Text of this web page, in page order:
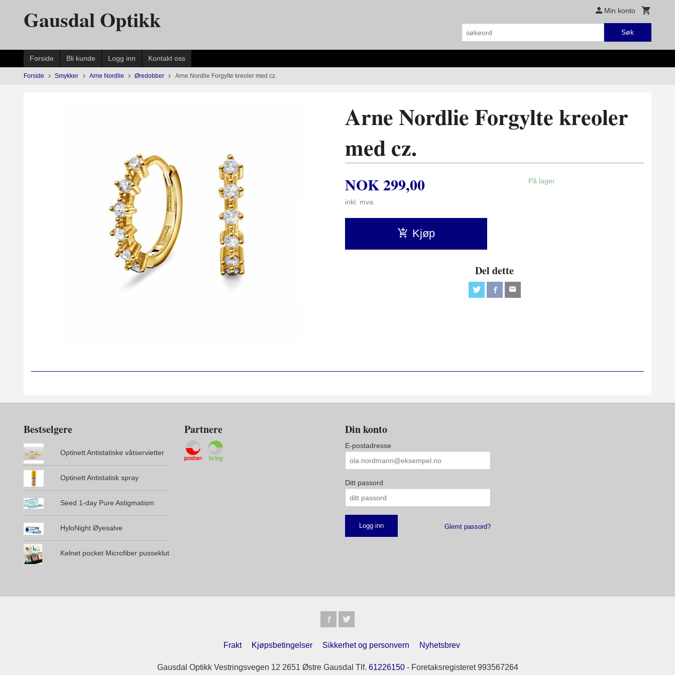
innholdetGausdal Optikk Min konto
Søk
Forside Bli kunde Logg inn Kontakt oss
Forside Smykker Arne Nordlie Øredobber Arne Nordlie Forgylte kreoler med cz.
Arne Nordlie Forgylte kreoler
med cz.
NOK299,00
inkl. mva.
På lager
Kjøp
Del dette
Bestselgere
Optinett Antistatiske våtservietter
Optinett Antistatisk spray
Seed 1-day Pure Astigmatism
HyloNight Øyesalve
Kelnet pocket Microfiber pusseklut
Partnere Din konto
E-postadresse
Ditt passord
Glemt passord?
Frakt Kjøpsbetingelser Sikkerhet og personvern Nyhetsbrev
Gausdal Optikk Vestringsvegen 12 2651 Østre Gausdal Tlf. 61226150- Foretaksregisteret 993567264